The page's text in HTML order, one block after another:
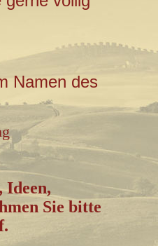
Namen des
Ideen,
Sie bitte